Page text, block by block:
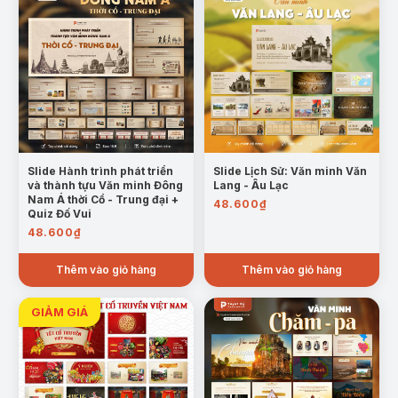
Điều kiện tự nhiên và dân cư:Sông Nile bồi đắp
phù sa màu mỡ, thu hút cư dân sinh sống.
Điều kiện kinh tế gắn liền với sông Nile:Trồng
trọt, chăn nuôi, thủ công nghiệp phát triển nhờ
nguồn nước dồi dào.
Trang mẫu điều kiện kinh tế
Tình hình chính trị – xã hội thời kỳ đầu:Xã hội
phân tầng, hình thành quyền lực tập trung dưới
các Pharaoh.
Slide Hành trình phát triển
và thành tựu Văn minh Đông
Nam Á thời Cổ - Trung đại +
Quiz Đố Vui
48.600₫
Thêm vào giỏ hàng
Slide Lịch Sử: Văn minh Văn
Lang - Âu Lạc
48.600₫
Thêm vào giỏ hàng